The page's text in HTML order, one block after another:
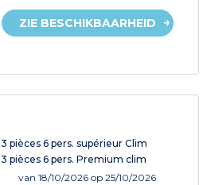
ZIE BESCHIKBAARHEID
3 pièces 6 pers. supérieur Clim
3 pièces 6 pers. Premium clim
van18/10/2026op 25/10/2026